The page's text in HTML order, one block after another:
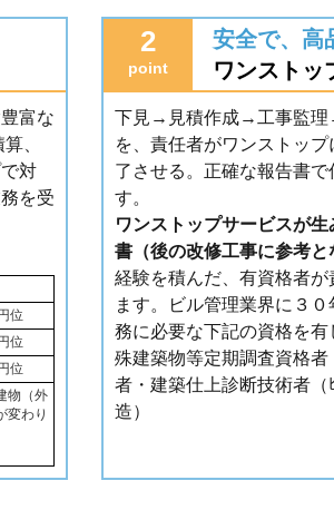
富な
、
対
を受
位
位
位
物（外
変わり
2
point
安全で、高
ワンストッ
下見→見積作成→工事監理
を、責任者がワンストッ
了させる。正確な報告書で
す。
ワンストップサービスが
書（後の改修工事に参考と
経験を積んだ、有資格者
ます。ビル管理業界に３
務に必要な下記の資格を
殊建築物等定期調査資格
者・建築仕上診断技術者（
造）